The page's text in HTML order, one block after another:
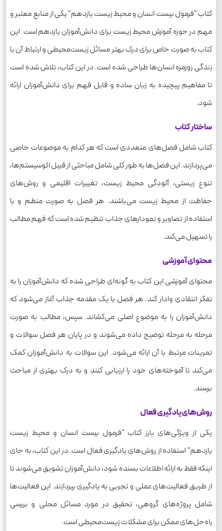
کتاب "فرمول بیست انسان و محیط زیست یازدهم" یکی از منابع معتبر و
مهم در حوزه آموزش محیط زیست برای دانش‌آموزان یازدهم است. این
کتاب به صورت خاص برای درک بهتر مسائل زیست‌محیطی و ارتباط آن با
زندگی روزمره انسان‌ها طراحی شده است. در این کتاب، تلاش شده است
تا مفاهیم پیچیده به زبان ساده و قابل فهم برای دانش‌آموزان ارائه
شود.
ساختار کتاب
کتاب شامل فصل‌های متعددی است که هر کدام به موضوعات خاصی
می‌پردازند. این فصل‌ها به طور کلی شامل مباحثی از قبیل اکوسیستم‌ها،
تنوع زیستی، آلودگی محیط زیست، تغییرات اقلیمی و روش‌های
حفاظت از محیط زیست می‌باشند. هر فصل به صورت منظم و با
استفاده از تصاویر و نمودارهای جذاب تنظیم شده است که فهم مطالب
را تسهیل می‌کند.
محتوای آموزشی
محتوای آموزشی این کتاب به گونه‌ای طراحی شده که دانش‌آموزان را به
تفکر انتقادی وادار کند. هر فصل با یک مقدمه جذاب آغاز می‌شود که
دانش‌آموزان را به موضوع اصلی می‌کشاند. سپس، مطالب به صورت
مرحله به مرحله توضیح داده می‌شوند و در پایان هر فصل سوالات و
تمرینات مرتبط با آن ارائه می‌شود. این سوالات به دانش‌آموزان کمک
می‌کند تا آموخته‌های خود را ارزیابی کنند و به درک بهتری از مباحث
برسند.
روش‌های یادگیری فعال
یکی از ویژگی‌های بارز کتاب "فرمول بیست انسان و محیط زیست
یازدهم" استفاده از روش‌های یادگیری فعال است. در این کتاب، به جای
اینکه فقط به ارائه اطلاعات بسنده شود، دانش‌آموزان تشویق می‌شوند تا
از طریق فعالیت‌های عملی و تجربی به یادگیری بپردازند. این فعالیت‌ها
شامل پروژه‌های گروهی، تحقیق در مورد مسائل محلی و بررسی
راه‌حل‌های ممکن برای مشکلات زیست‌محیطی است.